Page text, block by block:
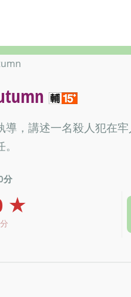
導，講述一名殺人犯在
分
★